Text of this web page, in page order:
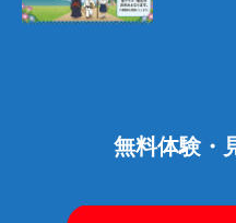
無料体験・